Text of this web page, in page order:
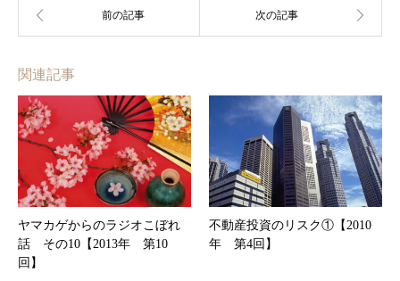
関連記事
ヤマカゲからのラジオこぼれ
話 その10【2013年 第10
回】
不動産投資のリスク①【2010
年 第4回】